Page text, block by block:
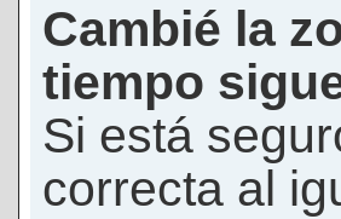
Cambié la
tiempo
Si está
correcta al